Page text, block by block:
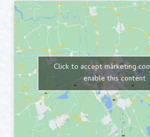
Click to accept márketing
enable this content